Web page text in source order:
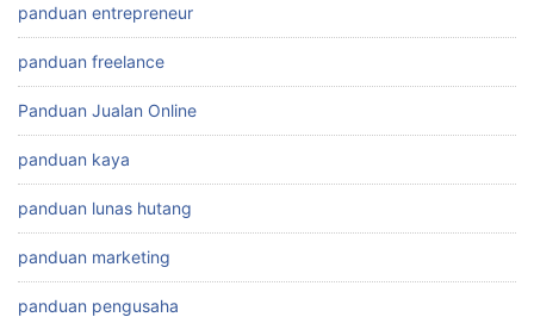
panduan entrepreneur
panduan freelance
Panduan Jualan Online
panduan kaya
panduan lunas hutang
panduan marketing
panduan pengusaha